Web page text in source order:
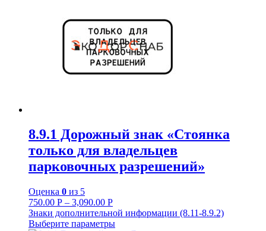
8.9.1 Дорожный знак «Стоянка
только для владельцев
парковочных разрешений»
Оценка 0 из 5
750.00 Р – 3,090.00 Р
Знаки дополнительной информации (8.11-8.9.2)
Выберите параметры